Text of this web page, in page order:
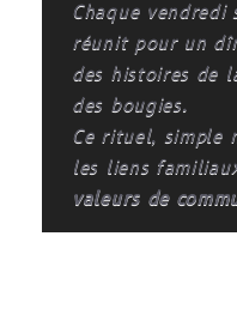
Chaque
réunit pour un
des histoires de
des bougies.
Ce rituel, simple
les liens
valeurs de